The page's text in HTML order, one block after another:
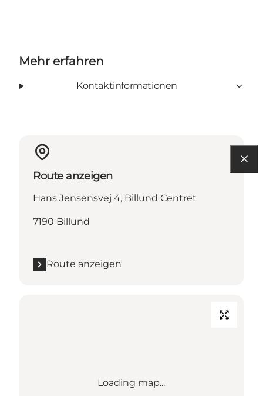
Mehr erfahren
Kontaktinformationen
Route anzeigen
Hans Jensensvej 4, Billund Centret
7190 Billund
Route anzeigen
Loading map...